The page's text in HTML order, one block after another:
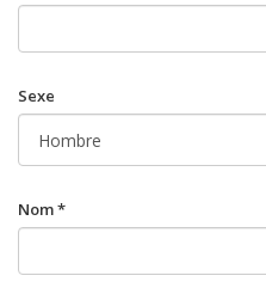
Sexe
Nom *